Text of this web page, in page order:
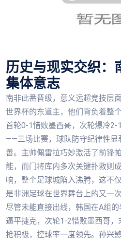
历史与现实交织：
集体意志
南非此番晋级，意义远超竞技层
世界杯的东道主，他们背负着整
首轮0-1惜败墨西哥，次轮爆冷2-
——三场比赛，球队防守纪律性显
善。主帅佩雷拉巧妙激活了前锋
能，而门将库内多次关键扑救则
响，整个足球城陷入沸腾，这不
是非洲足球在世界舞台上的又一次
尽管未能直接出线，韩国在A组
逼平捷克，次轮1-2惜败墨西哥
抢积极，控球率一度领先。孙兴